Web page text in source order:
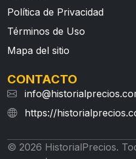
Política de Privacidad
Términos de Uso
Mapa del sitio
CONTACTO
https://
© 2026 HistorialPrecios.